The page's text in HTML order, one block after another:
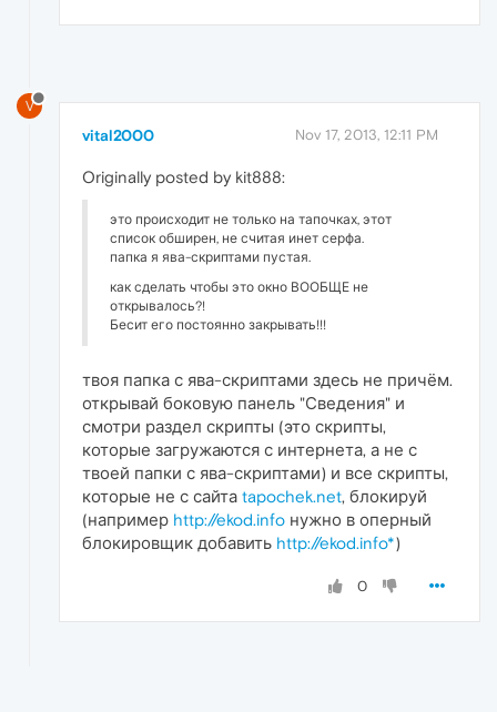
V
vital2000 Nov 17, 2013, 12:11 PM
Originally posted by kit888:
это происходит не только на тапочках, этот
список обширен, не считая инет серфа.
папка я ява-скриптами пустая.
как сделать чтобы это окно ВООБЩЕ не
открывалось?!
Бесит его постоянно закрывать!!!
твоя папка с ява-скриптами здесь не причём.
открывай боковую панель "Сведения" и
смотри раздел скрипты (это скрипты,
которые загружаются с интернета, а не с
твоей папки с ява-скриптами) и все скрипты,
которые не с сайта tapochek.net, блокируй
(например http://ekod.info нужно в оперный
блокировщик добавить http://ekod.info*)
0